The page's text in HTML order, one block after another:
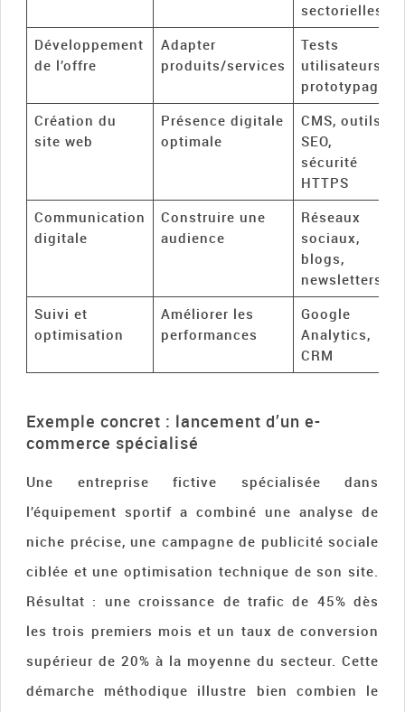
sectorielles
Développement
de l’offre
Adapter
produits/services
Tests
utilisateurs,
prototypage
Création du
site web
Présence digitale
optimale
CMS, outils
SEO,
sécurité
HTTPS
Communication
digitale
Construire une
audience
Réseaux
sociaux,
blogs,
newsletters
Suivi et
optimisation
Améliorer les
performances
Google
Analytics,
CRM
Exemple concret : lancement d’un e-
commerce spécialisé
Une entreprise fictive spécialisée dans
l’équipement sportif a combiné une analyse de
niche précise, une campagne de publicité sociale
ciblée et une optimisation technique de son site.
Résultat : une croissance de trafic de 45% dès
les trois premiers mois et un taux de conversion
supérieur de 20% à la moyenne du secteur. Cette
démarche méthodique illustre bien combien le